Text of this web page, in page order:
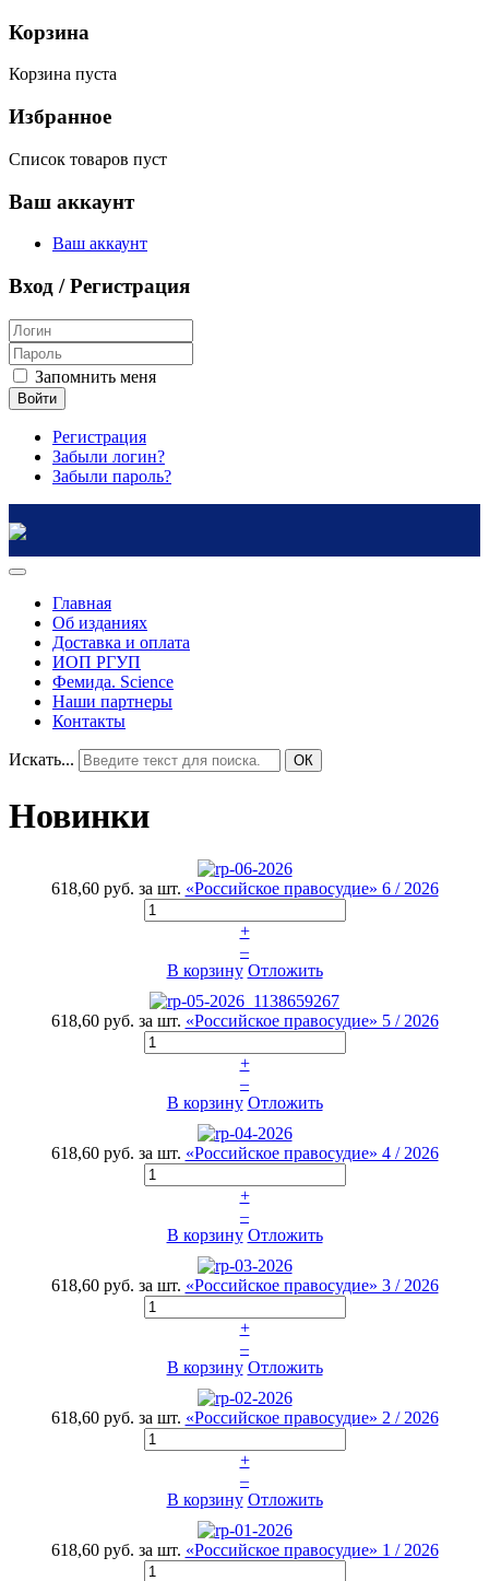
Корзина
Корзина пуста
Избранное
Список товаров пуст
Ваш аккаунт
Ваш аккаунт
Вход / Регистрация
Запомнить меня
Войти
Регистрация
Забыли логин?
Забыли пароль?
Главная
Об изданиях
Доставка и оплата
ИОП РГУП
Фемида. Science
Наши партнеры
Контакты
Искать... ОК
Новинки
618,60 руб. за шт. «Российское правосудие» 6 / 2026
+
–
В корзину Отложить
618,60 руб. за шт. «Российское правосудие» 5 / 2026
+
–
В корзину Отложить
618,60 руб. за шт. «Российское правосудие» 4 / 2026
+
–
В корзину Отложить
618,60 руб. за шт. «Российское правосудие» 3 / 2026
+
–
В корзину Отложить
618,60 руб. за шт. «Российское правосудие» 2 / 2026
+
–
В корзину Отложить
618,60 руб. за шт. «Российское правосудие» 1 / 2026